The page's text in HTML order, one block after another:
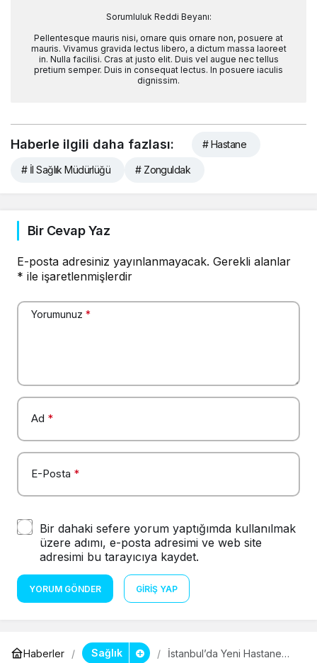
Sorumluluk Reddi Beyanı:
Pellentesque mauris nisi, ornare quis ornare non, posuere at
mauris. Vivamus gravida lectus libero, a dictum massa laoreet
in. Nulla facilisi. Cras at justo elit. Duis vel augue nec tellus
pretium semper. Duis in consequat lectus. In posuere iaculis
dignissim.
Haberle ilgili daha fazlası: # Hastane
# İl Sağlık Müdürlüğü # Zonguldak
Bir Cevap Yaz
E-posta adresiniz yayınlanmayacak. Gerekli alanlar
* ile işaretlenmişlerdir
Yorumunuz *
Ad *
E-Posta *
Bir dahaki sefere yorum yaptığımda kullanılmak
üzere adımı, e-posta adresimi ve web site
adresimi bu tarayıcıya kaydet.
YORUM GÖNDER GIRIŞ YAP
Haberler Sağlık
İstanbul’da Yeni Hastane